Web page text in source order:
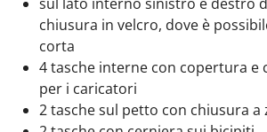
chiusura in velcro, dove è
corta
4 tasche interne con copertura e
per i caricatori
2 tasche sul petto con chiusura a